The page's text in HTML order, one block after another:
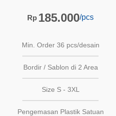
Rp 185.000/pcs
Min. Order 36 pcs/desain
Bordir / Sablon di 2 Area
Size S - 3XL
Pengemasan Plastik Satuan